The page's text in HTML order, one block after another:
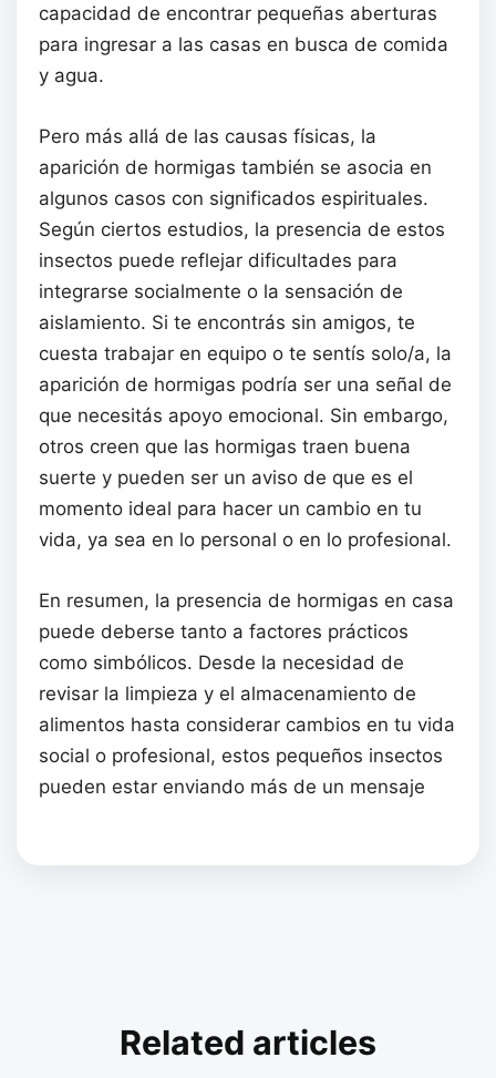
capacidad de encontrar pequeñas aberturas
para ingresar a las casas en busca de comida
y agua.
Pero más allá de las causas físicas, la
aparición de hormigas también se asocia en
algunos casos con significados espirituales.
Según ciertos estudios, la presencia de estos
insectos puede reflejar dificultades para
integrarse socialmente o la sensación de
aislamiento. Si te encontrás sin amigos, te
cuesta trabajar en equipo o te sentís solo/a, la
aparición de hormigas podría ser una señal de
que necesitás apoyo emocional. Sin embargo,
otros creen que las hormigas traen buena
suerte y pueden ser un aviso de que es el
momento ideal para hacer un cambio en tu
vida, ya sea en lo personal o en lo profesional.
En resumen, la presencia de hormigas en casa
puede deberse tanto a factores prácticos
como simbólicos. Desde la necesidad de
revisar la limpieza y el almacenamiento de
alimentos hasta considerar cambios en tu vida
social o profesional, estos pequeños insectos
pueden estar enviando más de un mensaje
Related articles